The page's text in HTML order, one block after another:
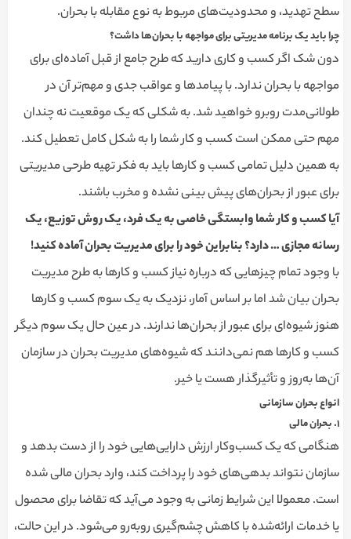
سطح تهدید، و محدودیت‌های مربوط به نوع مقابله با بحران.
چرا باید یک برنامه مدیریتی برای مواجهه با بحران‌ها داشت؟
دون شک اگر کسب و کاری دارید که طرح جامع از قبل آماده‌ای برای
مواجهه با بحران ندارد. با پیامدها و عواقب جدی و مهم‌تر آن در
طولانی‌مدت روبرو خواهید شد. به شکلی که یک موقعیت نه چندان
مهم حتی ممکن است کسب و کار شما را به شکل کامل تعطیل کند.
به همین دلیل تمامی کسب و کارها باید به فکر تهیه طرحی مدیریتی
برای عبور از بحران‌های پیش بینی نشده و مخرب باشند.
آیا کسب و کار شما وابستگی خاصی به یک فرد، یک روش توزیع، یک
رسانه مجازی…دارد؟ بنابراین خود را برای مدیریت بحران آماده کنید!
با وجود تمام چیزهایی که درباره نیاز کسب و کارها به طرح مدیریت
بحران بیان شد اما بر اساس آمار، نزدیک به یک سوم کسب و کارها
هنوز شیوه‌ای برای عبور از بحران‌ها ندارند. در عین حال یک سوم دیگر
کسب و کارها هم نمی‌دانند که شیوه‌های مدیریت بحران در سازمان
آن‌ها به‌روز و تأثیرگذار هست یا خیر.
انواع بحران سازمانی
۱.بحران مالی
هنگامی که یک کسب‌وکار ارزش دارایی‌هایی خود را از دست بدهد و
سازمان نتواند بدهی‌های خود را پرداخت کند، وارد بحران مالی شده
است. معمولا این شرایط زمانی به وجود می‌آید که تقاضا برای محصول
یا خدمات ارائه‌شده با کاهش چشم‌گیری روبه‌رو می‌شود. در این حالت،